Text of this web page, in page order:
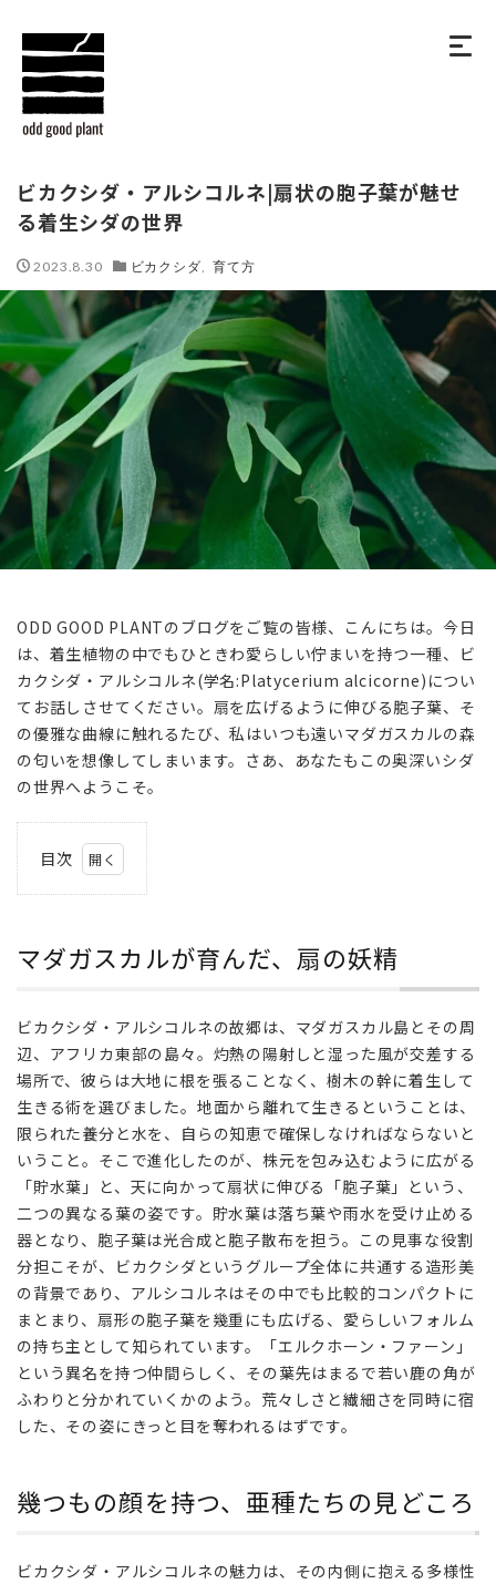
ビカクシダ・アルシコルネ|扇状の胞子葉が魅せ
る着生シダの世界
2023.8.30 ビカクシダ ,育て方
ODD GOOD PLANTのブログをご覧の皆様、こんにちは。今日
は、着生植物の中でもひときわ愛らしい佇まいを持つ一種、ビ
カクシダ・アルシコルネ(学名:Platycerium alcicorne)につい
てお話しさせてください。扇を広げるように伸びる胞子葉、そ
の優雅な曲線に触れるたび、私はいつも遠いマダガスカルの森
の匂いを想像してしまいます。さあ、あなたもこの奥深いシダ
の世界へようこそ。
目次
カル
だ、
扇の
妖精
2
幾つ
もの
顔を
持
つ、
亜種
たち
の見
どこ
ろ
alcicorne
vassei
マダガスカルが育んだ、扇の妖精
ビカクシダ・アルシコルネの故郷は、マダガスカル島とその周
辺、アフリカ東部の島々。灼熱の陽射しと湿った風が交差する
場所で、彼らは大地に根を張ることなく、樹木の幹に着生して
生きる術を選びました。地面から離れて生きるということは、
限られた養分と水を、自らの知恵で確保しなければならないと
いうこと。そこで進化したのが、株元を包み込むように広がる
「貯水葉」と、天に向かって扇状に伸びる「胞子葉」という、
二つの異なる葉の姿です。貯水葉は落ち葉や雨水を受け止める
器となり、胞子葉は光合成と胞子散布を担う。この見事な役割
分担こそが、ビカクシダというグループ全体に共通する造形美
の背景であり、アルシコルネはその中でも比較的コンパクトに
まとまり、扇形の胞子葉を幾重にも広げる、愛らしいフォルム
の持ち主として知られています。「エルクホーン・ファーン」
という異名を持つ仲間らしく、その葉先はまるで若い鹿の角が
ふわりと分かれていくかのよう。荒々しさと繊細さを同時に宿
した、その姿にきっと目を奪われるはずです。
幾つもの顔を持つ、亜種たちの見どころ
ビカクシダ・アルシコルネの魅力は、その内側に抱える多様性